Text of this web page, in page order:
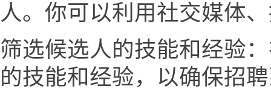
人。你可以利用社交媒体
筛选候选人的技能和经验
的技能和经验，以确保招